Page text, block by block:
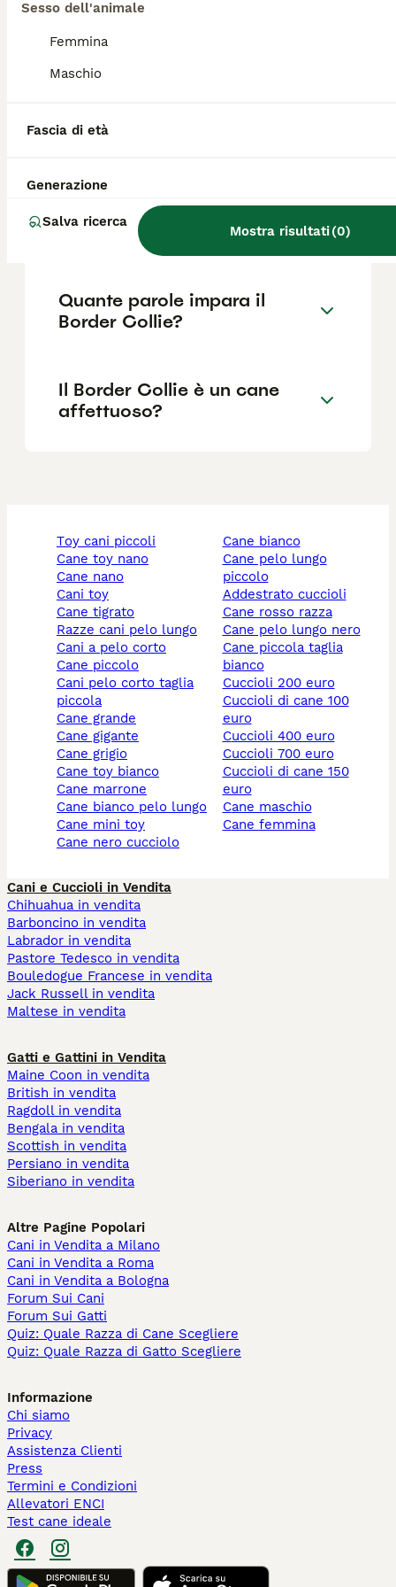
Sesso dell'animale
Femmina
Maschio
Fascia di età
Generazione
Salva ricerca
Mostra risultati(0)
di razza pura in Italia è di circa 448€ ,anche
come il pedigree, la reputazione
Quali sono i difetti del
Border Collie?
Per chi è adatto un Border
Collie?
Quante parole impara il
Border Collie?
Il Border Collie è un cane
affettuoso?
toy cani piccoli
cane toy nano
cane nano
cani toy
cane tigrato
razze cani pelo lungo
cani a pelo corto
cane piccolo
cani pelo corto taglia
piccola
cane grande
cane gigante
cane grigio
cane toy bianco
cane marrone
cane bianco pelo lungo
cane mini toy
cane nero cucciolo
cane bianco
cane pelo lungo
piccolo
addestrato cuccioli
cane rosso razza
cane pelo lungo nero
cane piccola taglia
bianco
cuccioli 200 euro
cuccioli di cane 100
euro
cuccioli 400 euro
cuccioli 700 euro
cuccioli di cane 150
euro
cane maschio
cane femmina
Cani e Cuccioli in Vendita
Chihuahua in vendita
Barboncino in vendita
Labrador in vendita
Pastore Tedesco in vendita
Bouledogue Francese in vendita
Jack Russell in vendita
Maltese in vendita
Gatti e Gattini in Vendita
Maine Coon in vendita
British in vendita
Ragdoll in vendita
Bengala in vendita
Scottish in vendita
Persiano in vendita
Siberiano in vendita
Altre Pagine Popolari
Cani in Vendita a Milano
Cani in Vendita a Roma
Cani in Vendita a Bologna
Forum Sui Cani
Forum Sui Gatti
Quiz: Quale Razza di Cane Scegliere
Quiz: Quale Razza di Gatto Scegliere
Informazione
Chi siamo
Privacy
Assistenza Clienti
Press
Termini e Condizioni
Allevatori ENCI
Test cane ideale